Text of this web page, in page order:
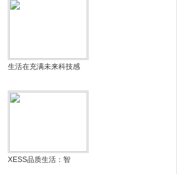
生活在充满未来科技感
XESS品质生活：智